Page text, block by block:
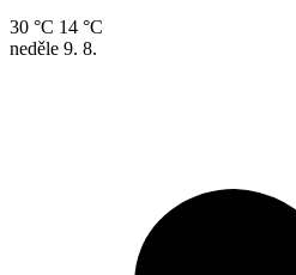
30 °C 14 °C
neděle 9. 8.